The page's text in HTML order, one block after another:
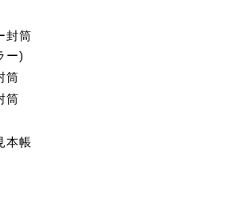
封筒
ー)
筒
筒
本帳